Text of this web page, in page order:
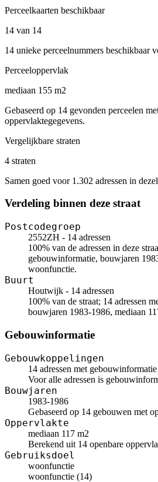
Perceelkaarten beschikbaar
14 van 14
14 unieke perceelnummers beschikbaar
Perceeloppervlak
mediaan 155 m2
Gebaseerd op 14 gevonden perceelen
oppervlaktegegevens.
Vergelijkbare straten
4 straten
Samen goed voor 1.302 adressen in
Verdeling binnen deze straat
Postcodegroep
2552ZH - 14 adressen
100% van de adressen in deze
gebouwinformatie, bouwjaren
woonfunctie.
Buurt
Houtwijk - 14 adressen
100% van de straat; 14 adressen
bouwjaren 1983-1986, mediaan
Gebouwinformatie
Gebouwkoppelingen
14 adressen met gebouwinformatie
Voor alle adressen is
Bouwjaren
1983-1986
Gebaseerd op 14 gebouwen met
Oppervlakte
mediaan 117 m2
Berekend uit 14 openbare
Gebruiksdoel
woonfunctie
woonfunctie (14)